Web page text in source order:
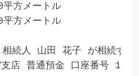
方メートル
メートル
相続人 山田 花子 が相続する
店 普通預金 口座番号